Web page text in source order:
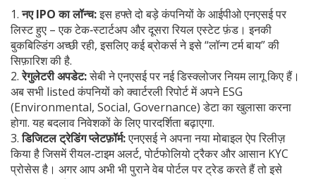
1.नए IPO का लॉन्च:इस हफ्ते दो बड़े कंपनियों के आईपीओ एनएसई पर
लिस्ट हुए – एक टेक‑स्टार्टअप और दूसरा रियल एस्टेट फ़ंड। इनकी
बुकबिल्डिंग अच्छी रही, इसलिए कई ब्रोकर्स ने इसे “लॉन्ग टर्म बाय” की
सिफ़ारिश की है.
2.रेगुलेटरी अपडेट:सेबी ने एनएसई पर नई डिस्क्लोजर नियम लागू किए हैं।
अब सभी listed कंपनियों को क्वार्टरली रिपोर्ट में अपने ESG
(Environmental, Social, Governance) डेटा का खुलासा करना
होगा. यह बदलाव निवेशकों के लिए पारदर्शिता बढ़ाएगा.
3.डिजिटल ट्रेडिंग प्लेटफ़ॉर्म:एनएसई ने अपना नया मोबाइल ऐप रिलीज़
किया है जिसमें रीयल‑टाइम अलर्ट, पोर्टफोलियो ट्रैकर और आसान KYC
प्रोसेस है। अगर आप अभी भी पुराने वेब पोर्टल पर ट्रेड करते हैं तो इसे